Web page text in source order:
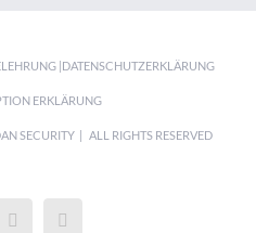
| DATENSCHUTZERKLÄRUNG
ERKLÄRUNG
SECURITY | ALL RIGHTS RESERVED